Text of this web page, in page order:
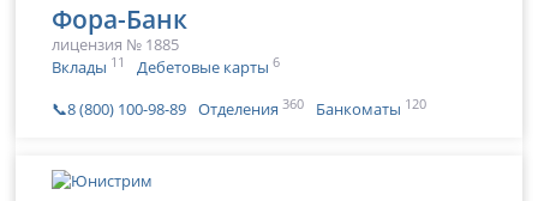
Фора-Банк
лицензия № 1885
Вклады 11 Дебетовые карты 6
📞8 (800) 100-98-89 Отделения 360 Банкоматы 120